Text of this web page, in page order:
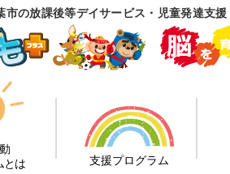
市の放課後等デイサービス・児童発達支
とは
支援プログラム